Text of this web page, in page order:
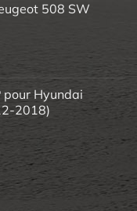
508 SW
pour Hyundai
2018)